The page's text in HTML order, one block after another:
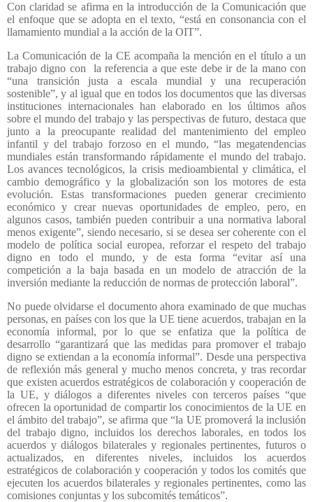
Con claridad se afirma en la introducción de la Comunicación que
el enfoque que se adopta en el texto, “está en consonancia con el
llamamiento mundial a la acción de la OIT”.
La Comunicación de la CE acompaña la mención en el título a un
trabajo digno con
la referencia a que este debe ir de la mano con
“una transición justa a escala mundial y una recuperación
sostenible”, y al igual que en todos los documentos que las diversas
instituciones internacionales han elaborado en los últimos años
sobre el mundo del trabajo y las perspectivas de futuro, destaca que
junto a la preocupante realidad del mantenimiento del empleo
infantil y del trabajo forzoso en el mundo, “las megatendencias
mundiales están transformando rápidamente el mundo del trabajo.
Los avances tecnológicos, la crisis medioambiental y climática, el
cambio demográfico y la globalización son los motores de esta
evolución. Estas transformaciones pueden generar crecimiento
económico y crear nuevas oportunidades de empleo, pero, en
algunos casos, también pueden contribuir a una normativa laboral
menos exigente”, siendo necesario, si se desea ser coherente con el
modelo de política social europea, reforzar el respeto del trabajo
digno en todo el mundo, y de esta forma “evitar así una
competición a la baja basada en un modelo de atracción de la
inversión mediante la reducción de normas de protección laboral”.
No puede olvidarse el documento ahora examinado de que muchas
personas, en países con los que la UE tiene acuerdos, trabajan en la
economía informal, por lo que se enfatiza que la política de
desarrollo “garantizará que las medidas para promover el trabajo
digno se extiendan a la economía informal”. Desde una perspectiva
de reflexión más general y mucho menos concreta, y tras recordar
que existen acuerdos estratégicos de colaboración y cooperación de
la UE, y diálogos a diferentes niveles con terceros países “que
ofrecen la oportunidad de compartir los conocimientos de la UE en
el ámbito del trabajo”, se afirma que “la UE promoverá la inclusión
del trabajo digno, incluidos los derechos laborales, en todos los
acuerdos y diálogos bilaterales y regionales pertinentes, futuros o
actualizados, en diferentes niveles, incluidos los acuerdos
estratégicos de colaboración y cooperación y todos los comités que
ejecuten los acuerdos bilaterales y regionales pertinentes, como las
comisiones conjuntas y los subcomités temáticos”.